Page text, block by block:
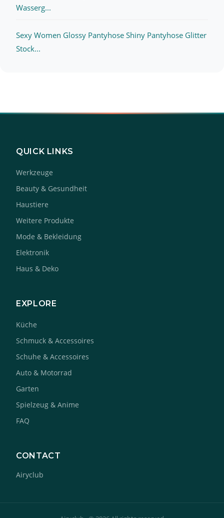
Wasserg...
Sexy Women Glossy Pantyhose Shiny Pantyhose Glitter
Stock...
QUICK LINKS
Werkzeuge
Beauty & Gesundheit
Haustiere
Weitere Produkte
Mode & Bekleidung
Elektronik
Haus & Deko
EXPLORE
Küche
Schmuck & Accessoires
Schuhe & Accessoires
Auto & Motorrad
Garten
Spielzeug & Anime
FAQ
CONTACT
Airyclub